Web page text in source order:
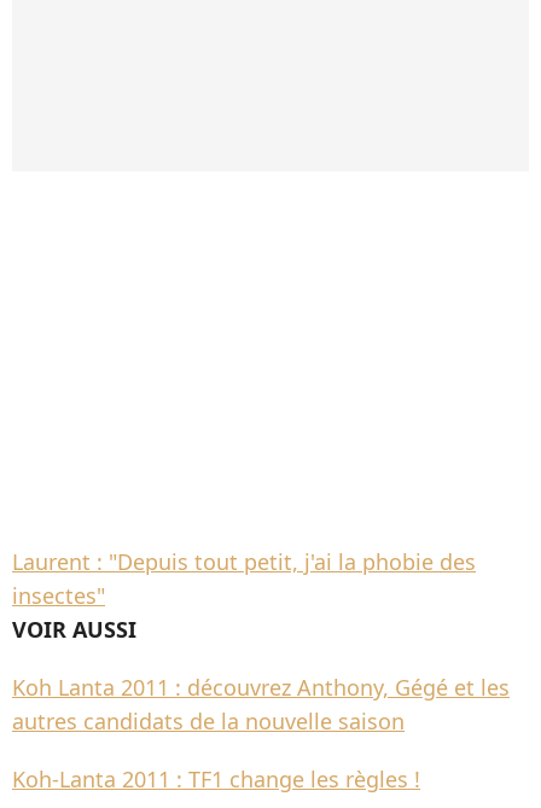
Laurent : "Depuis tout petit, j'ai la phobie des
insectes"
VOIR AUSSI
Koh Lanta 2011 : découvrez Anthony, Gégé et les
autres candidats de la nouvelle saison
Koh-Lanta 2011 : TF1 change les règles !